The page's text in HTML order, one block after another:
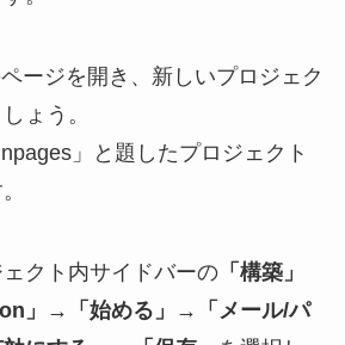
ージを開き、新しいプロジェク
ょう。
」と題したプロジェクト
クト内サイドバーの「構築」
」→「始める」→「メール/パ